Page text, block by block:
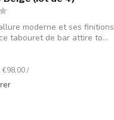
moderne et ses finitions
tabouret de bar attire to...
€98,00 /